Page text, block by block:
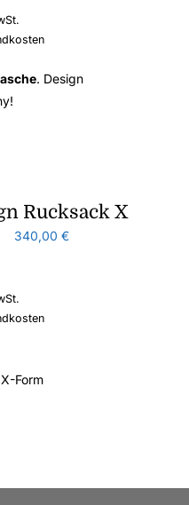
. Design
Rucksack X
340,00€
Form